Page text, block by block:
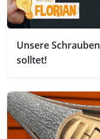
Unsere
solltet!